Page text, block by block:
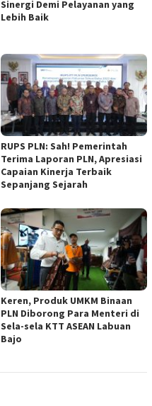
Sinergi Demi Pelayanan yang
Lebih Baik
RUPS PLN: Sah! Pemerintah
Terima Laporan PLN, Apresiasi
Capaian Kinerja Terbaik
Sepanjang Sejarah
Keren, Produk UMKM Binaan
PLN Diborong Para Menteri di
Sela-sela KTT ASEAN Labuan
Bajo